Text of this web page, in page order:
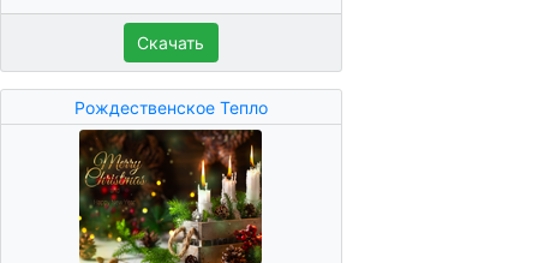
Скачать
Рождественское Тепло